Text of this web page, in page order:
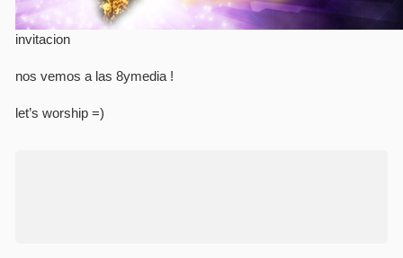
invitacion
nos vemos a las 8ymedia !
let’s worship =)